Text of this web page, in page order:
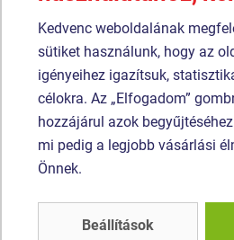
sérülés veszélye). Az emelvények
(Nagynyomású laminátum
melyet nagyfokú színállandóság,
ellenálló képesség és vízállóság).
anyagból (16 mm-es polipropilén
készülnek, és műanyag vagy
vannak összekötve. A hegymászó
készülnek, ami hosszú
összekötőelemek horganyzottak
Kedvenc weboldalának
sütiket használunk, hogy az
igényeihez igazítsuk,
célokra. Az „Elfogadom”
hozzájárul azok
mi pedig a legjobb vásárlási
Önnek.
Beállítások